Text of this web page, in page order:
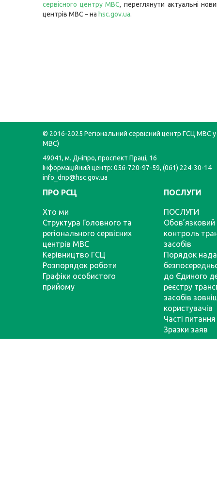
сервісного центру МВС, переглянути актуальні
центрів МВC – на hsc.gov.ua.
© 2016-2025 Регіональний сервісний центр ГСЦ МВС у
МВС)
49041, м. Дніпро, проспект Праці, 16
Інформаційний центр: 056-720-97-59, (061) 224-30-14
info_dnp@hsc.gov.ua
ПРО РСЦ
Хто ми
Структура Головного та
регіонального сервісних
центрів МВС
Керівництво ГСЦ
Розпорядок роботи
Графіки особистого
прийому
ПОСЛУГИ
ПОСЛУГИ
Обов’язковий
контроль
засобів
Порядок
до Єдиного
реєстру
засобів
користувачів
Часті питання
Зразки заяв